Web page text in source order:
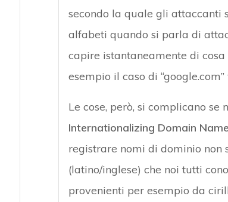
secondo la quale gli attaccanti
alfabeti quando si parla di
capire istantaneamente di
esempio il caso di
Le cose, però, si complicano se
Internationalizing Domain
registrare nomi di dominio
(latino/inglese) che noi tutti
provenienti per esempio da